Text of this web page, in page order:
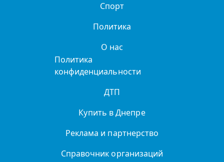
Спорт
Политика
О нас
Политика
конфиденциальности
ДТП
Купить в Днепре
Реклама и партнерство
Справочник организаций